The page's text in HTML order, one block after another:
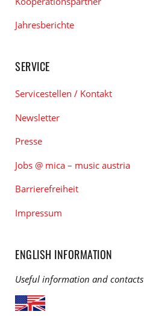
Jahresberichte
SERVICE
Servicestellen / Kontakt
Newsletter
Presse
Jobs @ mica – music austria
Barrierefreiheit
Impressum
ENGLISH INFORMATION
Useful information and contacts